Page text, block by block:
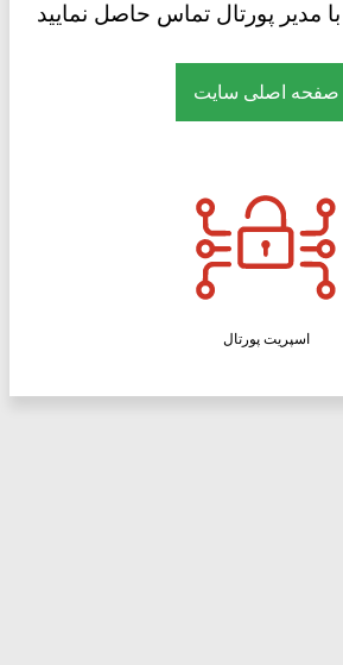
مدیر پورتال تماس حاصل نمایید
صفحه اصلی سایت
اسپریت پورتال